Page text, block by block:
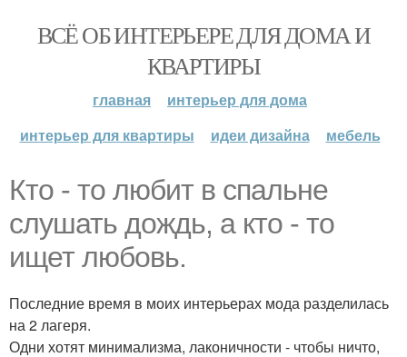
ВСЁ ОБ ИНТЕРЬЕРЕ ДЛЯ ДОМА И
КВАРТИРЫ
главная
интерьер для дома
интерьер для квартиры
идеи дизайна мебель
Кто - то любит в спальне
слушать дождь, а кто - то
ищет любовь.
Последние время в моих интерьерах мода разделилась
на 2 лагеря.
Одни хотят минимализма, лаконичности - чтобы ничто,